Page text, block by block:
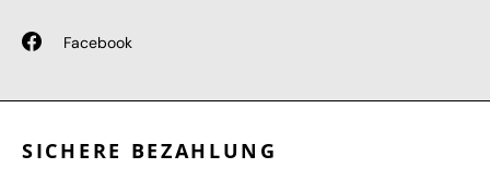
Facebook
SICHERE BEZAHLUNG